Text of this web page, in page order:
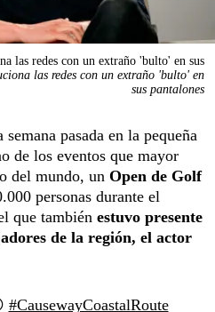
las redes con un extraño 'bulto' en sus
las redes con un extraño 'bulto' en
sus pantalones
pasada en la pequeña
de los eventos que mayor
del mundo, un Open de Golf
personas durante el
que también estuvo presente
de la región, el actor
#CausewayCoastalRoute